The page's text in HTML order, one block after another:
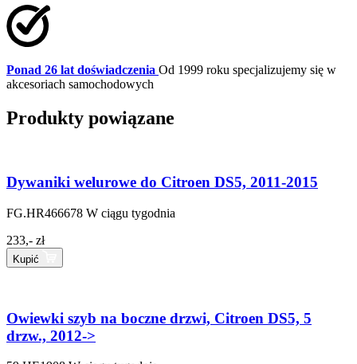
Ponad 26 lat doświadczenia Od 1999 roku specjalizujemy się w
akcesoriach samochodowych
Produkty powiązane
Dywaniki welurowe do Citroen DS5, 2011-2015
FG.HR466678 W ciągu tygodnia
233,- zł
Kupić
Owiewki szyb na boczne drzwi, Citroen DS5, 5
drzw., 2012->